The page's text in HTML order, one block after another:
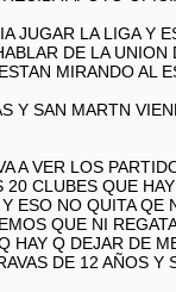
JUGAR LA LIGA Y
DE LA UNION
MIRANDO AL
Y SAN MARTN
A VER LOS
20 CLUBES QUE
ESO NO QUITA QE
QUE NI
HAY Q DEJAR DE
DE 12 AÑOS Y